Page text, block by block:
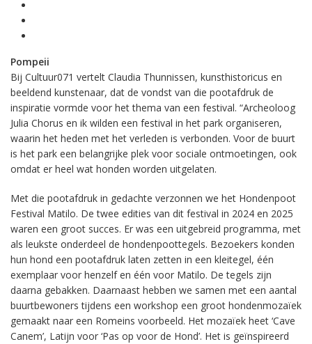
Pompeii
Bij Cultuur071 vertelt Claudia Thunnissen, kunsthistoricus en
beeldend kunstenaar, dat de vondst van die pootafdruk de
inspiratie vormde voor het thema van een festival. “Archeoloog
Julia Chorus en ik wilden een festival in het park organiseren,
waarin het heden met het verleden is verbonden. Voor de buurt
is het park een belangrijke plek voor sociale ontmoetingen, ook
omdat er heel wat honden worden uitgelaten.
Met die pootafdruk in gedachte verzonnen we het Hondenpoot
Festival Matilo. De twee edities van dit festival in 2024 en 2025
waren een groot succes. Er was een uitgebreid programma, met
als leukste onderdeel de hondenpoottegels. Bezoekers konden
hun hond een pootafdruk laten zetten in een kleitegel, één
exemplaar voor henzelf en één voor Matilo. De tegels zijn
daarna gebakken. Daarnaast hebben we samen met een aantal
buurtbewoners tijdens een workshop een groot hondenmozaïek
gemaakt naar een Romeins voorbeeld. Het mozaïek heet ‘Cave
Canem’, Latijn voor ‘Pas op voor de Hond’. Het is geïnspireerd